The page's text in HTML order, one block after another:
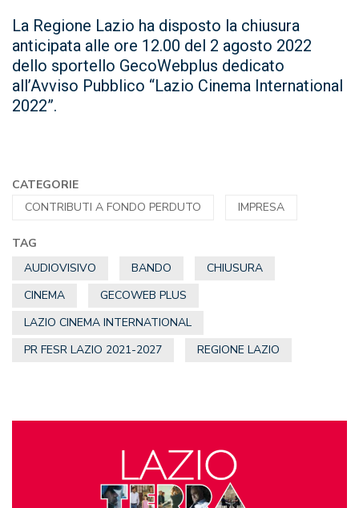
La Regione Lazio ha disposto la chiusura
anticipata alle ore 12.00 del 2 agosto 2022
dello sportello GecoWebplus dedicato
all’Avviso Pubblico “Lazio Cinema International
2022”.
CATEGORIE
CONTRIBUTI A FONDO PERDUTO
IMPRESA
TAG
AUDIOVISIVO
BANDO
CHIUSURA
CINEMA
GECOWEB PLUS
LAZIO CINEMA INTERNATIONAL
PR FESR LAZIO 2021-2027
REGIONE LAZIO